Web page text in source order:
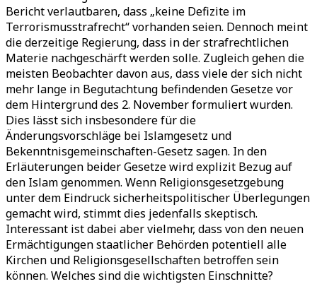
Bericht verlautbaren, dass „keine Defizite im
Terrorismusstrafrecht“ vorhanden seien. Dennoch meint
die derzeitige Regierung, dass in der strafrechtlichen
Materie nachgeschärft werden solle. Zugleich gehen die
meisten Beobachter davon aus, dass viele der sich nicht
mehr lange in Begutachtung befindenden Gesetze vor
dem Hintergrund des 2. November formuliert wurden.
Dies lässt sich insbesondere für die
Änderungsvorschläge bei Islamgesetz und
Bekenntnisgemeinschaften-Gesetz sagen. In den
Erläuterungen beider Gesetze wird explizit Bezug auf
den Islam genommen. Wenn Religionsgesetzgebung
unter dem Eindruck sicherheitspolitischer Überlegungen
gemacht wird, stimmt dies jedenfalls skeptisch.
Interessant ist dabei aber vielmehr, dass von den neuen
Ermächtigungen staatlicher Behörden potentiell alle
Kirchen und Religionsgesellschaften betroffen sein
können. Welches sind die wichtigsten Einschnitte?